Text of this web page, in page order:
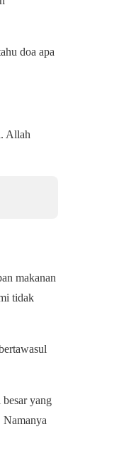
doa apa
Allah
makanan
tidak
yang